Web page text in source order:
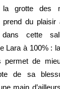
grotte des
du plaisir
cette
Lara à 100% :
permet de
de sa
main